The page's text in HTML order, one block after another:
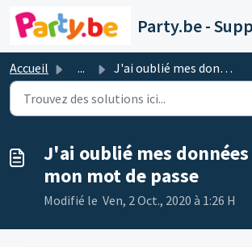
Passer au contenu principal
Party.be -
Accueil ... J'ai oublié mes données d'accès / mon mot de passe
J'ai oublié mes
mon mot de passe
Modifié le Ven, 2 Oct., 2020 à 1:26 H